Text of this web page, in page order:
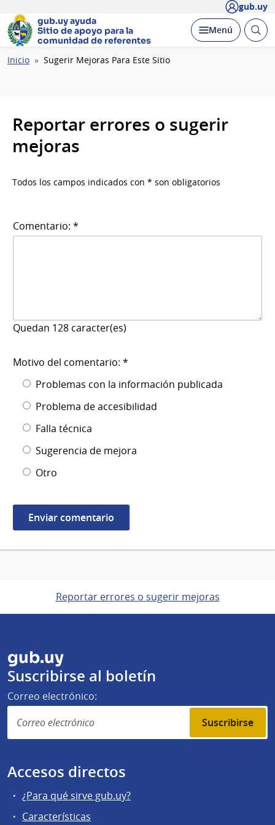
gub.uy
gub.uy ayuda
Sitio de apoyo para la
comunidad de referentes
Desplegar
Menú Abrir
Ruta
Inicio Sugerir Mejoras Para Este Sitio
Reportar errores o sugerir
mejoras
Todos los campos indicados con * son obligatorios
Comentario: *
Quedan 128 caracter(es)
Motivo del comentario: *
Problemas con la información publicada
Problema de accesibilidad
Falla técnica
Sugerencia de mejora
Otro
Reportar errores o sugerir mejoras
gub.uy
Suscribirse al boletín
Correo electrónico:
Suscribirse
Accesos directos
¿Para qué sirve gub.uy?
Características